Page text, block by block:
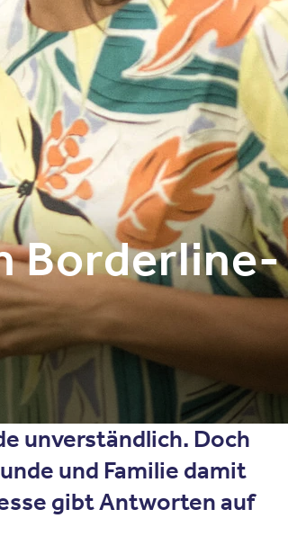
Borderline-
unverständlich. Doch
und Familie damit
gibt Antworten auf